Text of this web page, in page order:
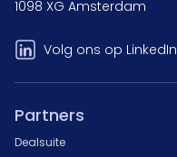
1098 XG Amsterdam
Volg ons op LinkedIn
Partners
Dealsuite